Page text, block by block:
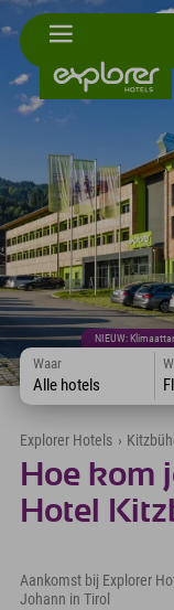
NIEUW:
Waar
Alle hotels
Explorer Hotels ›
Hoe kom
Hotel
Aankomst bij Explorer
Johann in Tirol